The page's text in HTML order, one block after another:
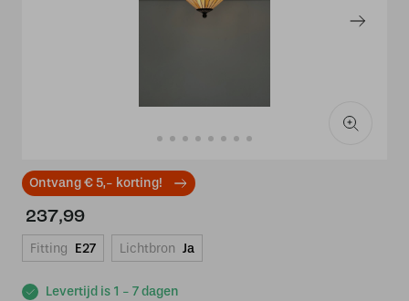
Ontvang € 5,- korting!
Levertijd is 1 - 7 dagen
237,99
Fitting E27 Lichtbron Ja